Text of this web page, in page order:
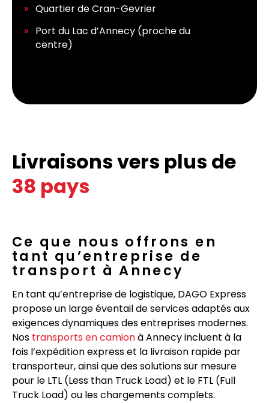
Quartier de Cran-Gevrier
Port du Lac d’Annecy (proche du
centre)
Livraisons vers plus de
38 pays
Ce que nous offrons en
tant qu’entreprise de
transport à Annecy
En tant qu’entreprise de logistique, DAGO Express
propose un large éventail de services adaptés aux
exigences dynamiques des entreprises modernes.
Nos transports en camionà Annecy incluent à la
fois l’expédition express et la livraison rapide par
transporteur, ainsi que des solutions sur mesure
pour le LTL (Less than Truck Load) et le FTL (Full
Truck Load) ou les chargements complets.